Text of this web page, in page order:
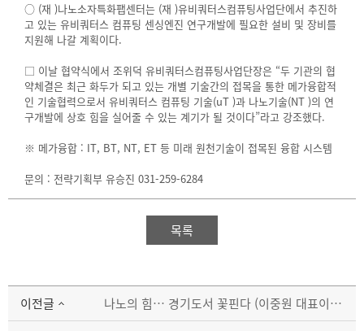
○ (재 )나노소자특화팹센터는 (재 )유비쿼터스컴퓨팅사업단에서 추진하
고 있는 유비쿼터스 컴퓨팅 센싱엔진 연구개발에 필요한 설비 및 장비를
지원해 나갈 계획이다.
□ 이날 협약식에서 조위덕 유비쿼터스컴퓨팅사업단장은 “두 기관의 협
약체결은 최근 화두가 되고 있는 개별 기술간의 접목을 통한 메가융합적
인 기술협력으로서 유비쿼터스 컴퓨팅 기술(uT )과 나노기술(NT )의 연
구개발에 상호 힘을 실어줄 수 있는 계기가 될 것이다”라고 강조했다.
※ 메가융합 : IT, BT, NT, ET 등 미래 원천기술이 접목된 융합 시스템
문의 : 전략기획부 유승진 031-259-6284
목록
이전글
나노의 힘… 경기도서 꽃핀다 (이중원 대표이사 인터뷰) - 경기일보(04.10.19)